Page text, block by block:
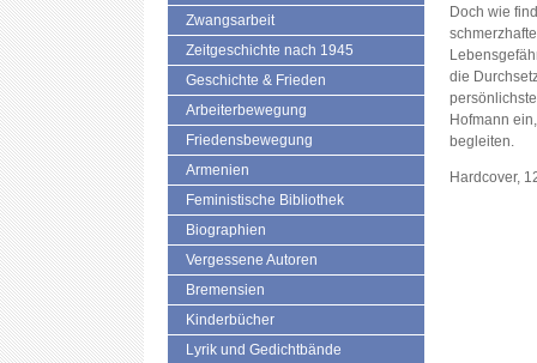
Zwangsarbeit
Zeitgeschichte nach 1945
Geschichte & Frieden
Arbeiterbewegung
Friedensbewegung
Armenien
Feministische Bibliothek
Biographien
Vergessene Autoren
Bremensien
Kinderbücher
Lyrik und Gedichtbände
Doch wie
die
Hofmann
begleiten.
Hardcover,